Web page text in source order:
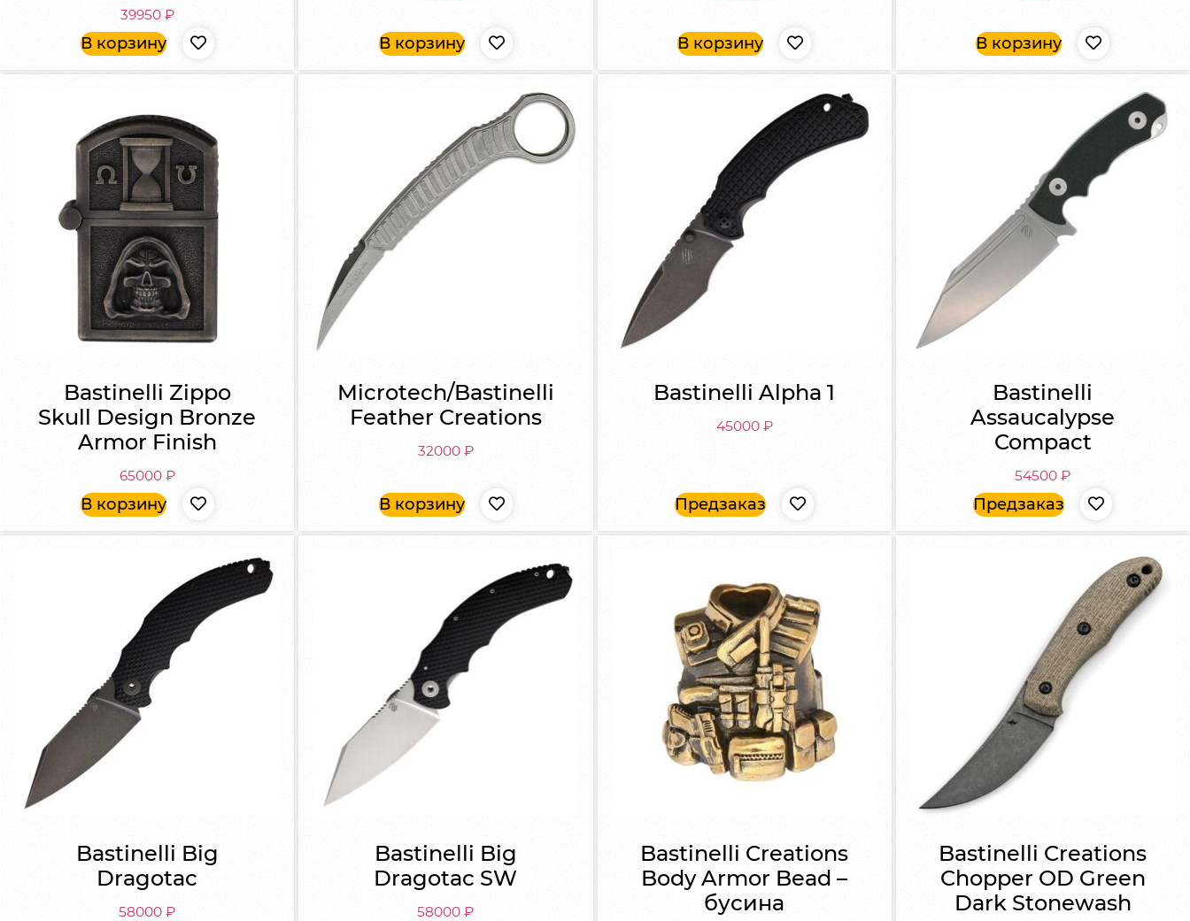
39950 ₽
В корзину В корзину В корзину В корзину
Bastinelli Zippo
Skull Design Bronze
Armor Finish
65000 ₽
В корзину
Microtech/Bastinelli
Feather Creations
32000 ₽
В корзину
Bastinelli Alpha 1
45000 ₽
Предзаказ
Bastinelli
Assaucalypse
Compact
54500₽
Предзаказ
Bastinelli Big
Dragotac
58000₽
Bastinelli Big
Dragotac SW
58000₽
Bastinelli Creations
Body Armor Bead –
бусина
Bastinelli Creations
Chopper OD Green
Dark Stonewash